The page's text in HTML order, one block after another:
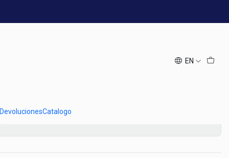
EN
Catalogo
G13 1284GB azul